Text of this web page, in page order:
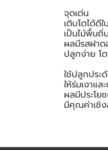
จุดเด่น
เติบโตได้ดี
เป็นไม้พื้นถิ่
ผลมีรสฝาด
ปลูกง่าย โต
ใช้ปลูกประ
ให้ร่มเงาแ
ผลมีประโย
มีคุณค่าเชิง